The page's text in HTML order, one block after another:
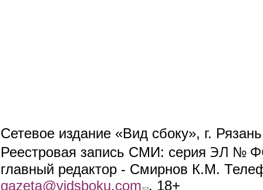
Сетевое издание «Вид сбоку», г.
Реестровая запись СМИ: серия ЭЛ №
главный редактор - Смирнов К.М.
gazeta@vidsboku.com (link sends e-mail)
. 18+